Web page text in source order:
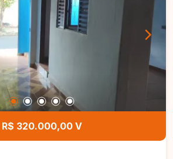
espaços amplos e excelente
ou investimento. Agende
conhecer todos os detalhes
bairro Jardim das Palmeiras.
R$ 320.000,00 V